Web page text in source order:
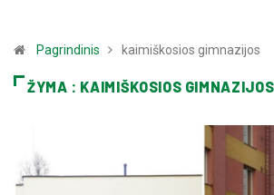
Pagrindinis kaimiškosios gimnazijos
ŽYMA : KAIMIŠKOSIOS GIMNAZIJOS